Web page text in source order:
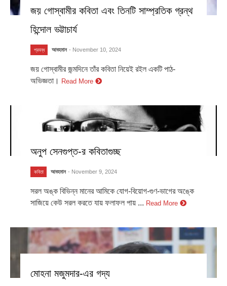
জয় গোস্বামীর কবিতা এবং তিনটি সাম্প্রতিক গ্রন্থ
হিন্দোল ভট্টাচার্য
প্রবন্ধ আবহমান - November 10, 2024
জয় গোস্বামীর জন্মদিনে তাঁর কবিতা নিয়েই রইল একটি পাঠ-
অভিজ্ঞতা।
Read More
অনুপ সেনগুপ্ত-র কবিতাগুচ্ছ
কবিতা আবহমান - November 9, 2024
সরল অঙ্ক বিভিন্ন মানের আমিকে যোগ-বিয়োগ-গুণ-ভাগের অঙ্কে
সাজিয়ে কেউ সরল করতে যায় ফলাফল পায় ... Read More
মোহনা মজুমদার-এর গদ্য